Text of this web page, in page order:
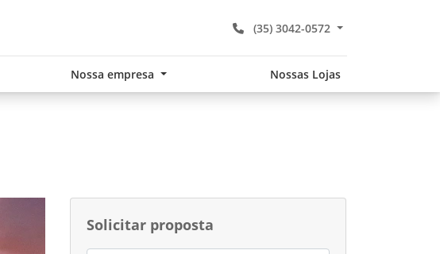
(35) 3042-0572
Nossa empresa Nossas Lojas
Solicitar proposta